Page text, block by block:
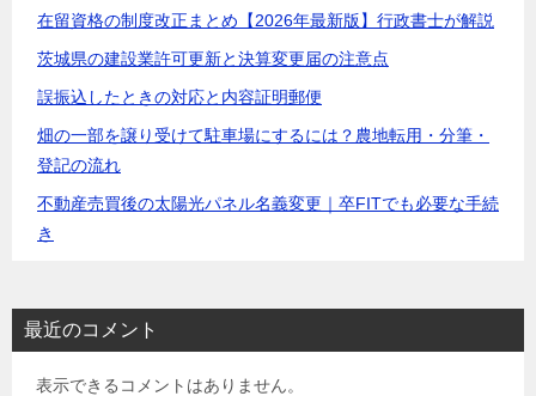
在留資格の制度改正まとめ【2026年最新版】行政書士が解説
茨城県の建設業許可更新と決算変更届の注意点
誤振込したときの対応と内容証明郵便
畑の一部を譲り受けて駐車場にするには？農地転用・分筆・
登記の流れ
不動産売買後の太陽光パネル名義変更｜卒FITでも必要な手続
き
最近のコメント
表示できるコメントはありません。